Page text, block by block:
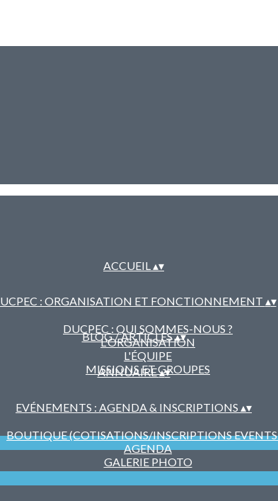
ACCUEIL▴▾
: ORGANISATION ET FONCTIONNEMENT ▴▾
DUCPEC : QUI SOMMES-NOUS ?
L'ORGANISATION
L'ÉQUIPE
MISSIONS ET GROUPES
BLOG / ARTICLES▴▾
ANNUAIRE▴▾
EVÉNEMENTS : AGENDA & INSCRIPTIONS ▴▾
BOUTIQUE (COTISATIONS/INSCRIPTIONS EVENTS
AGENDA
GALERIE PHOTO